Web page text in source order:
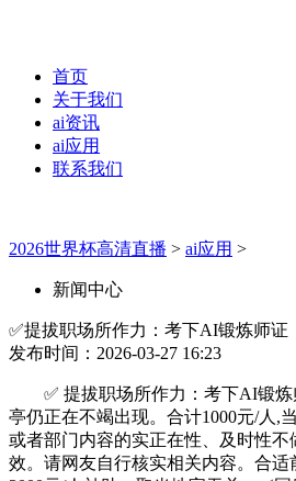
首页
关于我们
ai资讯
ai应用
联系我们
2026世界杯高清直播 > ai应用 >
新闻中心
✅提拔职场所作力：考下AI锻炼师证
发布时间：2026-03-27 16:23
✅ 提拔职场所作力：考下AI锻炼
亭仍正在不竭出现。合计1000元/人,
或者部门内容的实正在性、及时性
效。请网友自行核实相关内容。合适